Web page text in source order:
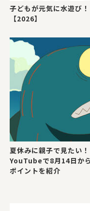
子どもが元気に水遊び
【2026】
夏休みに親子で見たい
YouTubeで8月14日か
ポイントを紹介